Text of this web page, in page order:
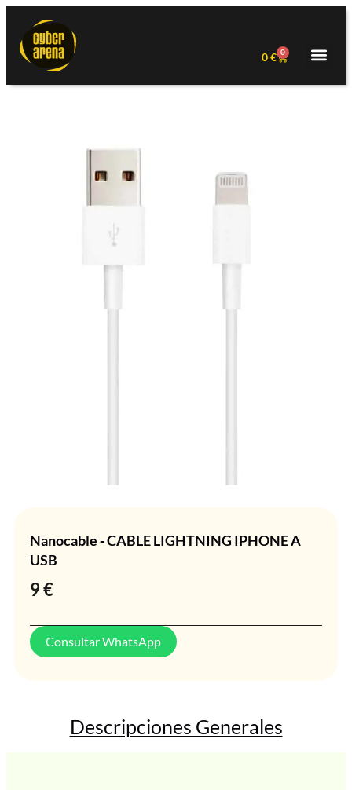
0€ 0
Nanocable ‐ CABLE LIGHTNING IPHONE A
USB
9€
Consultar WhatsApp
Descripciones Generales